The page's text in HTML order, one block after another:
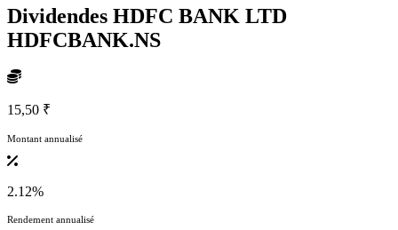
Dividendes HDFC BANK LTD
HDFCBANK.NS
15,50 ₹
Montant annualisé
2.12%
Rendement annualisé